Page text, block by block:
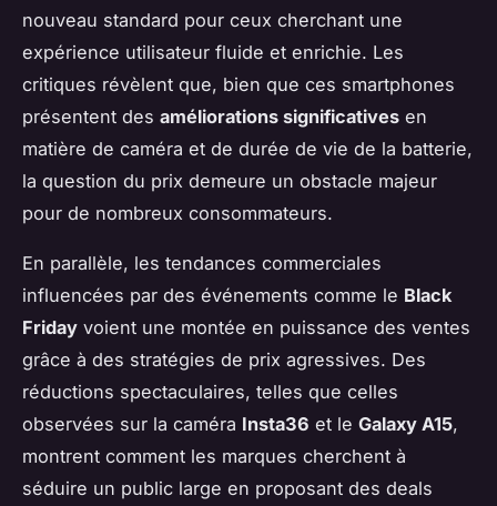
nouveau standard pour ceux cherchant une
expérience utilisateur fluide et enrichie. Les
critiques révèlent que, bien que ces smartphones
présentent des améliorations significatives en
matière de caméra et de durée de vie de la batterie,
la question du prix demeure un obstacle majeur
pour de nombreux consommateurs.
En parallèle, les tendances commerciales
influencées par des événements comme le Black
Friday voient une montée en puissance des ventes
grâce à des stratégies de prix agressives. Des
réductions spectaculaires, telles que celles
observées sur la caméra Insta36 et le Galaxy A15,
montrent comment les marques cherchent à
séduire un public large en proposant des deals